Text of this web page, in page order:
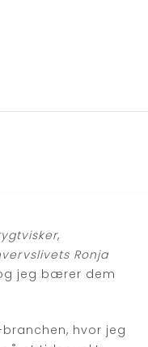
,
Ronja
jeg bærer dem
hvor jeg